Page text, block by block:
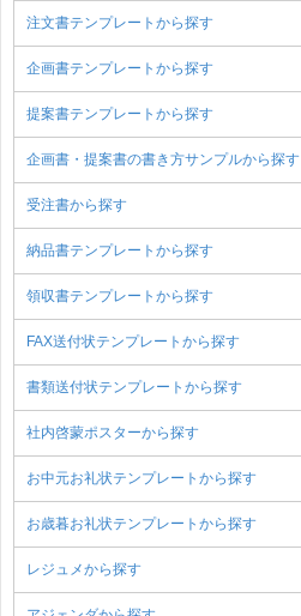
注文書テンプレートから探す
企画書テンプレートから探す
提案書テンプレートから探す
企画書・提案書の書き方サンプルから探す
受注書から探す
納品書テンプレートから探す
領収書テンプレートから探す
FAX送付状テンプレートから探す
書類送付状テンプレートから探す
社内啓蒙ポスターから探す
お中元お礼状テンプレートから探す
お歳暮お礼状テンプレートから探す
レジュメから探す